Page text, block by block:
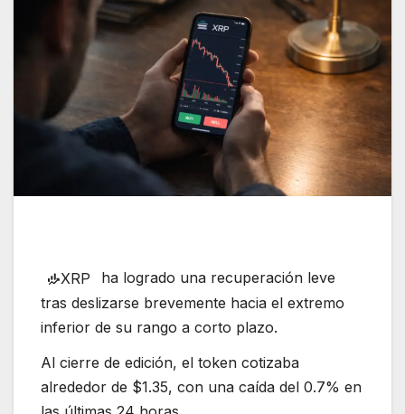
XRP
ha logrado una recuperación leve
tras deslizarse brevemente hacia el extremo
inferior de su rango a corto plazo.
Al cierre de edición, el token cotizaba
alrededor de $1.35, con una caída del 0.7% en